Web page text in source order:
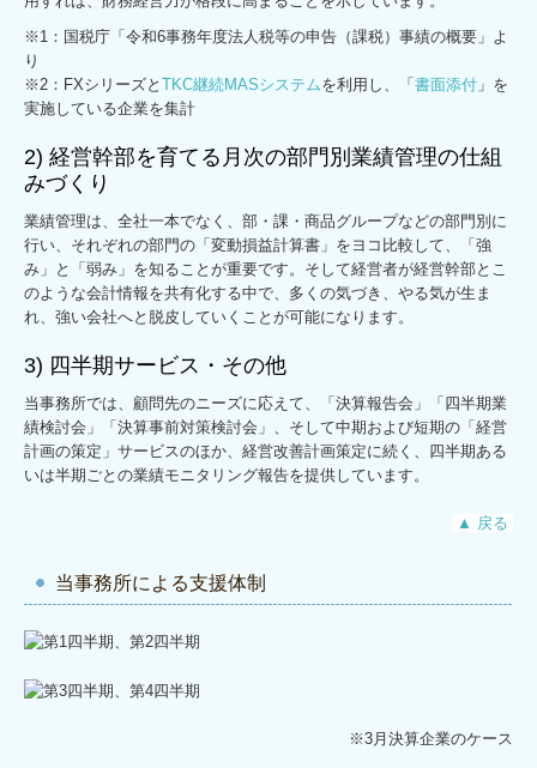
※1：国税庁「令和6事務年度法人税等の申告（課税）事績の概要」よ
り
※2：FXシリーズと TKC継続MASシステムを利用し、「 書面添付 」を
実施している企業を集計
2) 経営幹部を育てる月次の部門別業績管理の仕組
みづくり
業績管理は、全社一本でなく、部・課・商品グループなどの部門別に
行い、それぞれの部門の「変動損益計算書」をヨコ比較して、「強
み」と「弱み」を知ることが重要です。そして経営者が経営幹部とこ
のような会計情報を共有化する中で、多くの気づき、やる気が生ま
れ、強い会社へと脱皮していくことが可能になります。
3) 四半期サービス・その他
当事務所では、顧問先のニーズに応えて、「決算報告会」「四半期業
績検討会」「決算事前対策検討会」、そして中期および短期の「経営
計画の策定」サービスのほか、経営改善計画策定に続く、四半期ある
いは半期ごとの業績モニタリング報告を提供しています。
▲ 戻る
当事務所による支援体制
※3月決算企業のケース